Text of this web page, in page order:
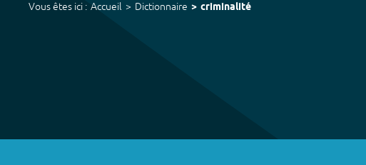
Vous êtes ici : Accueil Dictionnaire criminalité